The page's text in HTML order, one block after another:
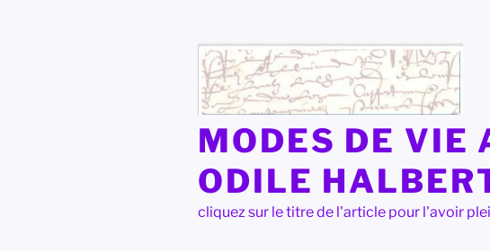
MODES DE VIE
ODILE
cliquez sur le titre de l'article pour l'avoir